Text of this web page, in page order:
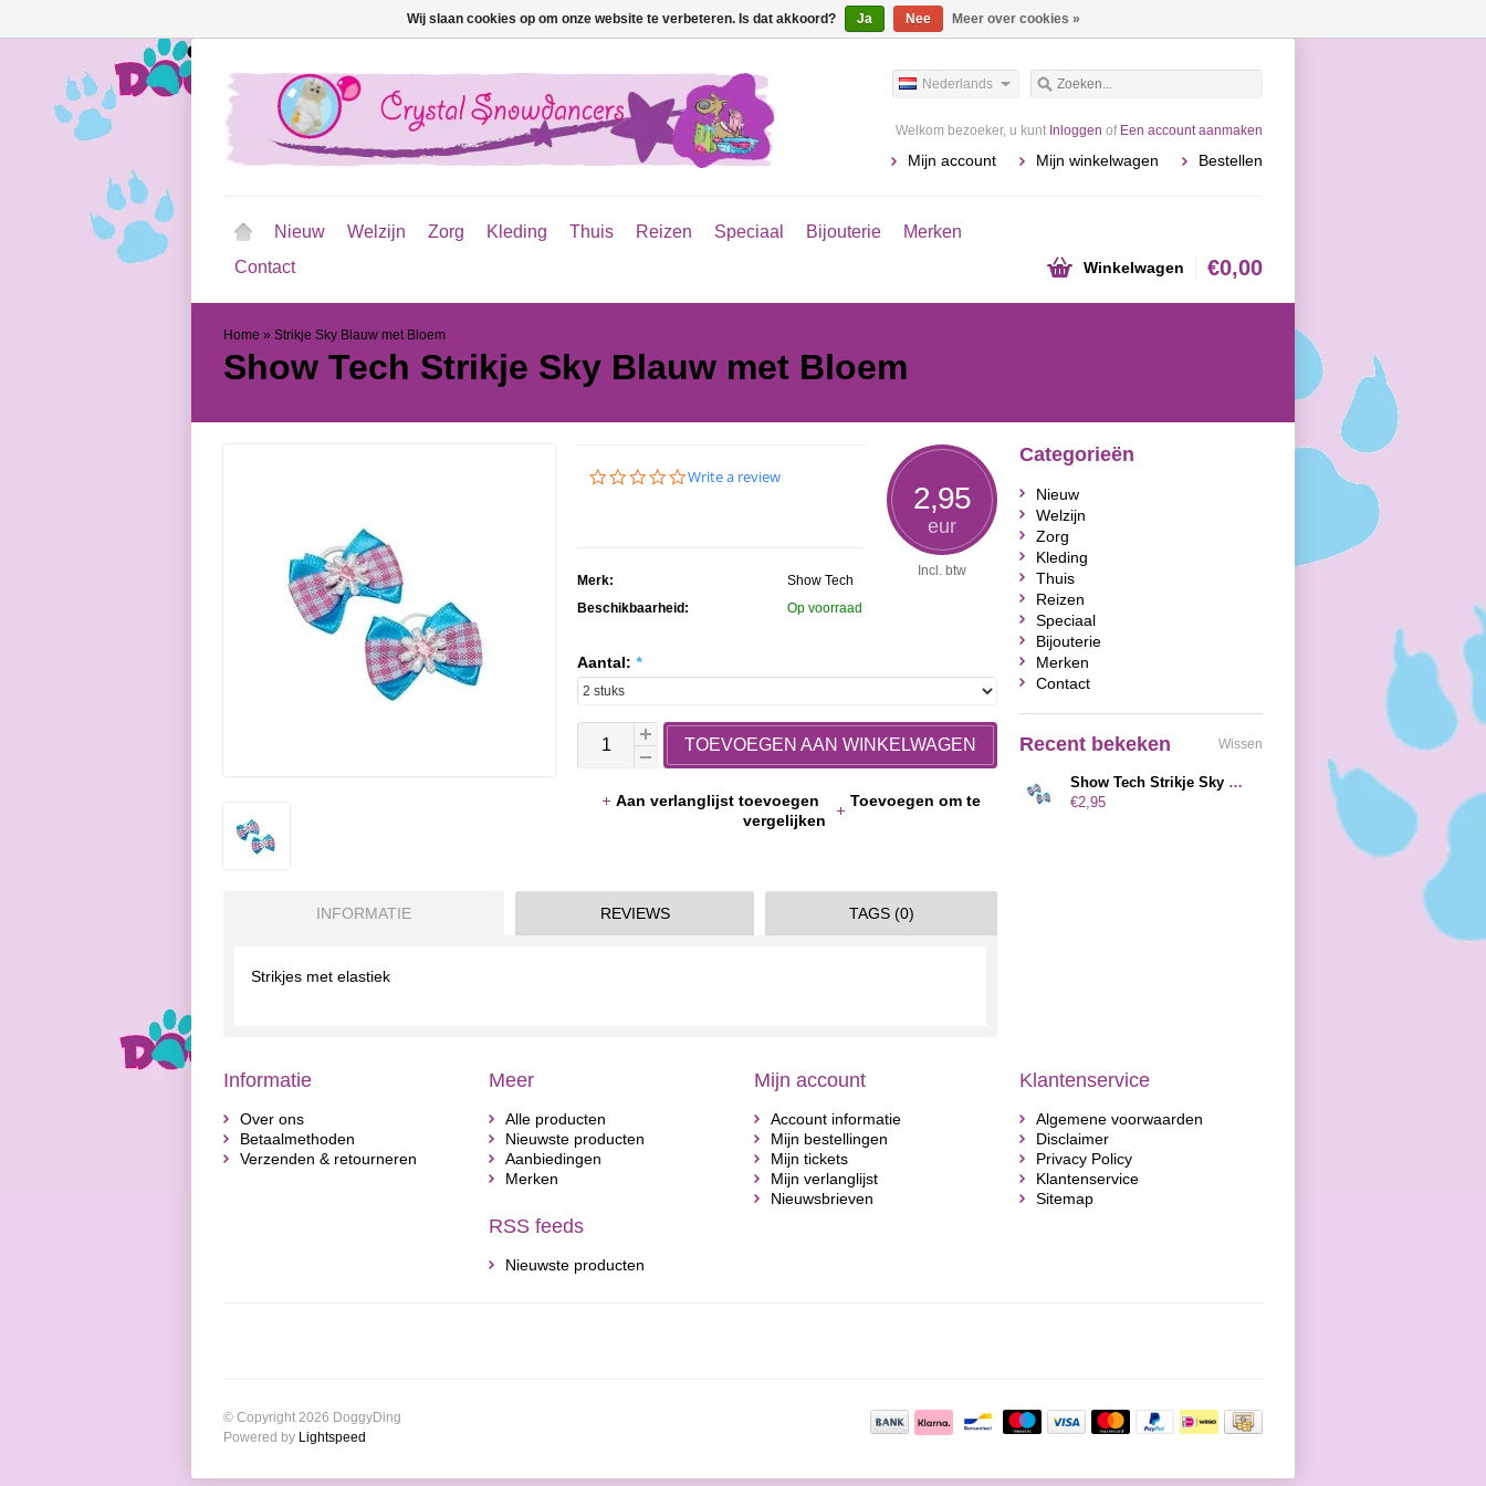
Nederlands
Welkom bezoeker, u kunt Inloggen of Een account aanmaken
Mijn account Mijn winkelwagen Bestellen
Nieuw Welzijn Zorg Kleding Thuis Reizen Speciaal Bijouterie
Merken
Contact
Winkelwagen €0,00
Home » Strikje Sky Blauw met Bloem
Show Tech Strikje Sky Blauw met Bloem
2,95
eur
Incl. btw
0.0
Write a review
Merk:
Show Tech
Beschikbaarheid:
Op voorraad
Aantal: *
TOEVOEGEN AAN WINKELWAGEN
Aan verlanglijst toevoegen
Toevoegen om te
vergelijken
INFORMATIE REVIEWS TAGS (0)
Strikjes met elastiek
Categorieën
Nieuw
Welzijn
Zorg
Kleding
Thuis
Reizen
Speciaal
Bijouterie
Merken
Contact
Recent bekeken Wissen
Show Tech Strikje Sky Blauw met Bloem
€2,95
Informatie
Over ons
Betaalmethoden
Verzenden & retourneren
Meer
Alle producten
Nieuwste producten
Aanbiedingen
Merken
RSS feeds
Nieuwste producten
Mijn account
Account informatie
Mijn bestellingen
Mijn tickets
Mijn verlanglijst
Nieuwsbrieven
Klantenservice
Algemene voorwaarden
Disclaimer
Privacy Policy
Klantenservice
Sitemap
© Copyright 2026 DoggyDing
Powered by Lightspeed
Wij slaan cookies op om onze website te verbeteren. Is dat akkoord? Ja Nee Meer over cookies »